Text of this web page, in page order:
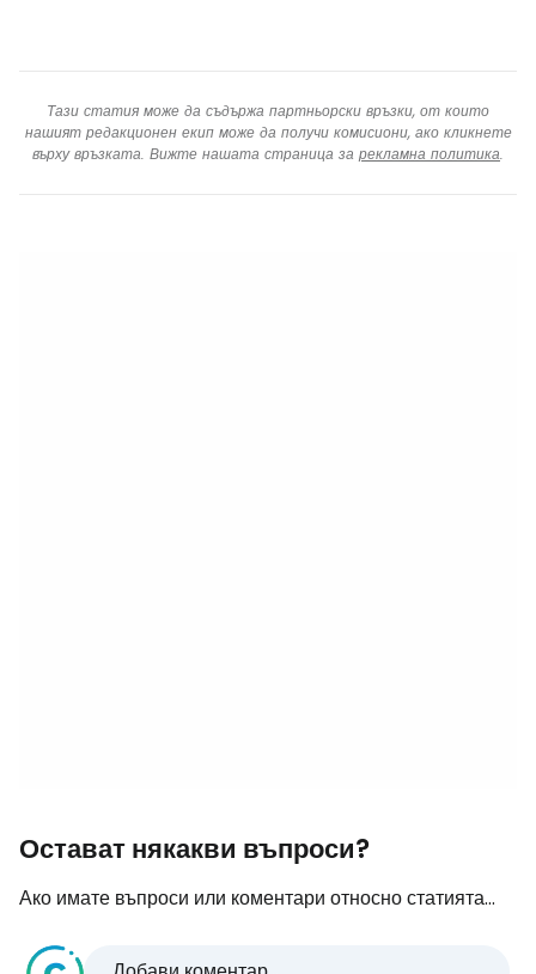
Тази статия може да съдържа партньорски връзки, от които
нашият редакционен екип може да получи комисиони, ако кликнете
върху връзката. Вижте нашата страница за рекламна политика.
Остават някакви въпроси?
Ако имате въпроси или коментари относно статията...